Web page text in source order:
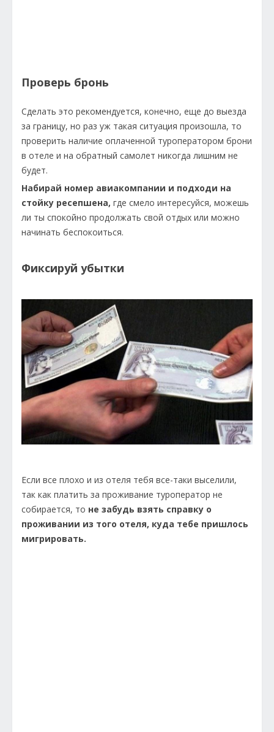
Проверь бронь
Сделать это рекомендуется, конечно, еще до выезда
за границу, но раз уж такая ситуация произошла, то
проверить наличие оплаченной туроператором брони
в отеле и на обратный самолет никогда лишним не
будет.
Набирай номер авиакомпании и подходи на
стойку ресепшена, где смело интересуйся, можешь
ли ты спокойно продолжать свой отдых или можно
начинать беспокоиться.
Фиксируй убытки
Если все плохо и из отеля тебя все-таки выселили,
так как платить за проживание туроператор не
собирается, то не забудь взять справку о
проживании из того отеля, куда тебе пришлось
мигрировать.